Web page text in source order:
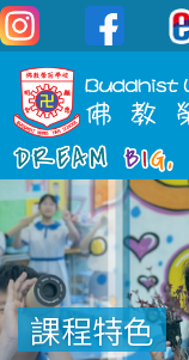
移至主內容
Main
navigation
課程特色